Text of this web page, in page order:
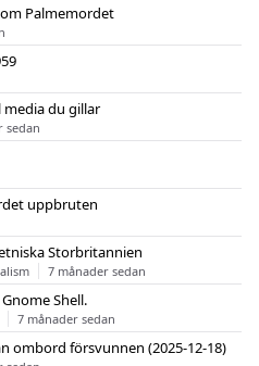
om Palmemordet
media du gillar
sedan
uppbruten
Storbritannien
7 månader sedan
Shell.
7 månader sedan
ombord försvunnen (2025-12-18)